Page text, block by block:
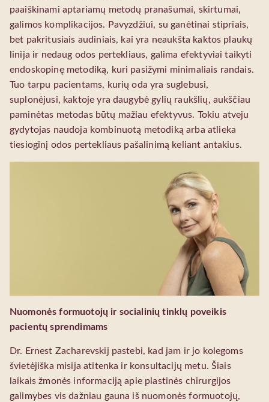
paaiškinami aptariamų metodų pranašumai, skirtumai,
galimos komplikacijos. Pavyzdžiui, su ganėtinai stipriais,
bet pakritusiais audiniais, kai yra neaukšta kaktos plaukų
linija ir nedaug odos pertekliaus, galima efektyviai taikyti
endoskopinę metodiką, kuri pasižymi minimaliais randais.
Tuo tarpu pacientams, kurių oda yra suglebusi,
suplonėjusi, kaktoje yra daugybė gylių raukšlių, aukščiau
paminėtas metodas būtų mažiau efektyvus. Tokiu atveju
gydytojas naudoja kombinuotą metodiką arba atlieka
tiesioginį odos pertekliaus pašalinimą keliant antakius.
Nuomonės formuotojų ir socialinių tinklų poveikis
pacientų sprendimams
Dr. Ernest Zacharevskij pastebi, kad jam ir jo kolegoms
švietėjiška misija atitenka ir konsultacijų metu. Šiais
laikais žmonės informaciją apie plastinės chirurgijos
galimybes vis dažniau gauna iš nuomonės formuotojų,